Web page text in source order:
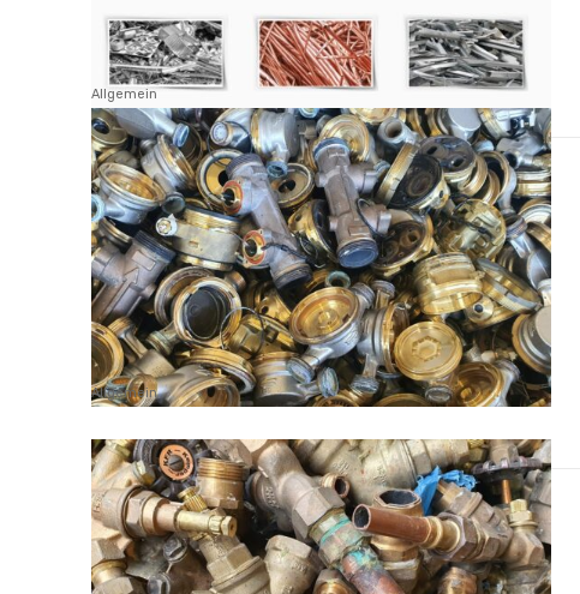
Allgemein
Allgemein